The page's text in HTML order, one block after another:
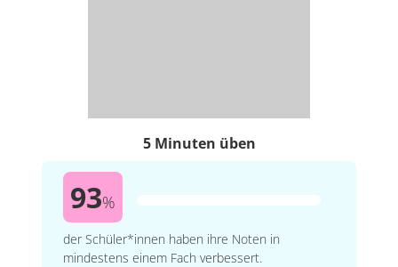
5 Minuten üben
93%
der Schüler*innen haben ihre Noten in
mindestens einem Fach verbessert.